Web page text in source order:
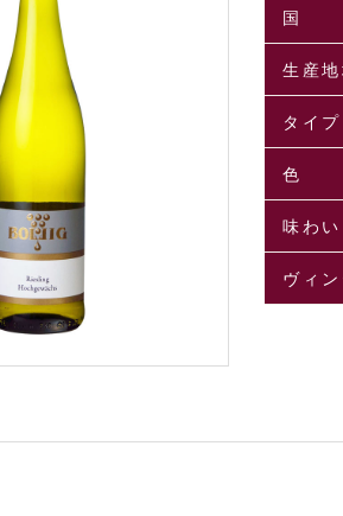
国
生産地
タイプ
色
味わい
ヴィ